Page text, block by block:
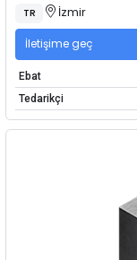
TR İzmir
İletişime geç
Ebat
Tedarikçi